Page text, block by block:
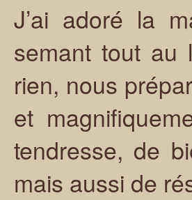
J’ai adoré la
semant tout au
rien, nous
et
tendresse, de
mais aussi de